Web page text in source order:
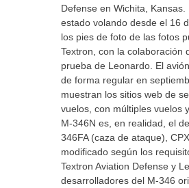
Defense en Wichita, Kansas.
estado volando desde el 16
los pies de foto de las fotos
Textron, con la colaboración
prueba de Leonardo. El
de forma regular en
muestran los sitios web de
vuelos, con múltiples vuelos
M-346N es, en realidad, el
346FA (caza de ataque),
modificado según los
Textron Aviation Defense y
desarrolladores del M-346